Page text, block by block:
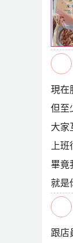
現在
但至
大家
上
畢竟
就是
跟店